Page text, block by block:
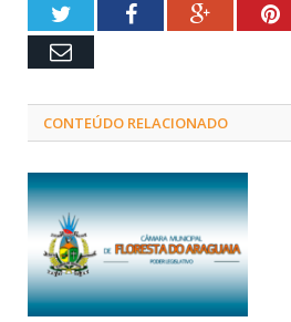
TwitterFacebookGoogle+
Email
CONTEÚDO RELACIONADO